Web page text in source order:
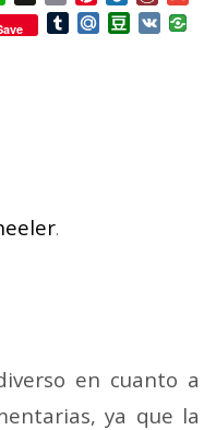
Mail TumblrMail.RuDouban
VK
.
en cuanto a
ya que la